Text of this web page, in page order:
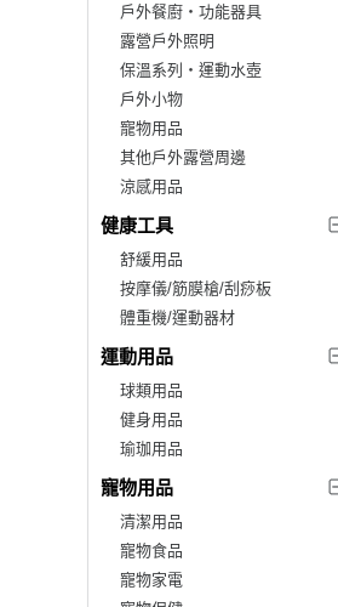
戶外餐廚‧功能器具
露營戶外照明
保溫系列‧運動水壺
戶外小物
寵物用品
其他戶外露營周邊
涼感用品
健康工具
舒緩用品
按摩儀/筋膜槍/刮痧板
體重機/運動器材
運動用品
球類用品
健身用品
瑜珈用品
寵物用品
清潔用品
寵物食品
寵物家電